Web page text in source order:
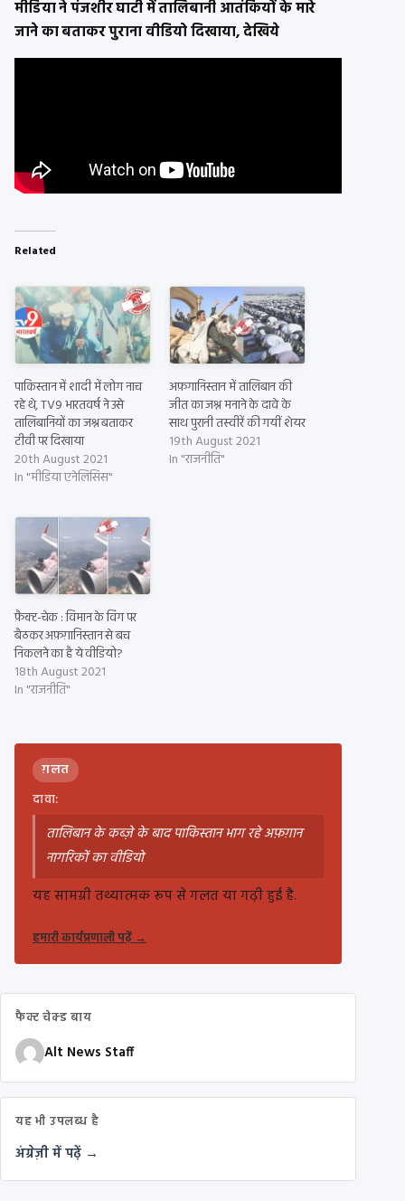
मीडिया ने पंजशीर घाटी में तालिबानी आतंकियों के मारे
जाने का बताकर पुराना वीडियो दिखाया, देखिये
Related
पाकिस्तान में शादी में लोग नाच
रहे थे, TV9 भारतवर्ष ने उसे
तालिबानियों का जश्न बताकर
टीवी पर दिखाया
20th August 2021
In "मीडिया एनेलिसिस"
अफ़गानिस्तान में तालिबान की
जीत का जश्न मनाने के दावे के
साथ पुरानी तस्वीरें की गयीं शेयर
19th August 2021
In "राजनीति"
फ़ैक्ट-चेक : विमान के विंग पर
बैठकर अफ़ग़ानिस्तान से बच
निकलने का है ये वीडियो?
18th August 2021
In "राजनीति"
ग़लत
दावा:
तालिबान के कब्ज़े के बाद पाकिस्तान भाग रहे अफ़ग़ान
नागरिकों का वीडियो
यह सामग्री तथ्यात्मक रूप से गलत या गढ़ी हुई है.
हमारी कार्यप्रणाली पढ़ें→
फैक्ट चेक्ड बाय
Alt News Staff
यह भी उपलब्ध है
अंग्रेज़ी में पढ़ें →